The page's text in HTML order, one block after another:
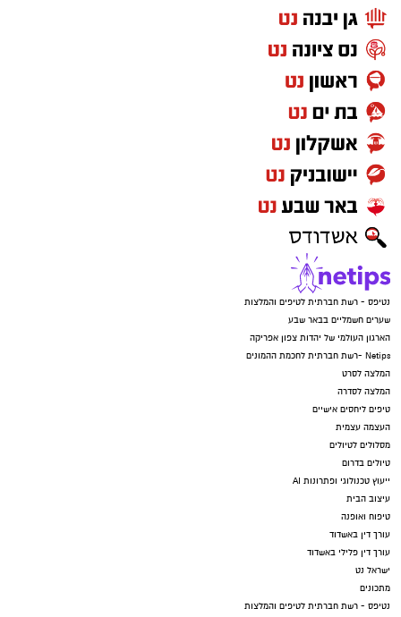
נטיפס - רשת חברתית לטיפים והמלצות
שערים חשמליים בבאר שבע
הארגון העולמי של יהדות צפון אפריקה
Netips -רשת חברתית לחכמת ההמונים
המלצה לסרט
המלצה לסדרה
טיפים ליחסים אישיים
העצמה עצמית
מסלולים לטיולים
טיולים בדרום
ייעוץ טכנולוגי ופתרונות AI
עיצוב הבית
טיפוח ואופנה
עורך דין באשדוד
עורך דין פלילי באשדוד
ישראל נט
מתכונים
נטיפס - רשת חברתית לטיפים והמלצות